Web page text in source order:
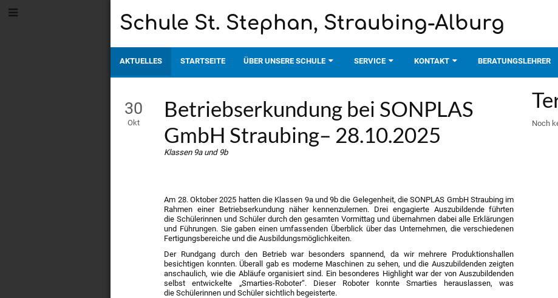
Schule St. Stephan, Straubing-Alburg
AKTUELLES STARTSEITE ÜBER UNSERE SCHULE SERVICE KONTAKT BERATUNGSLEHRER
Aktuelles
Schule
Stephan,
Straubing-
Alburg
30
Okt
Betriebserkundung bei SONPLAS
GmbH Straubing– 28.10.2025
Klassen 9a und 9b
Am 28. Oktober 2025 hatten die Klassen 9a und 9b die Gelegenheit, die SONPLAS GmbH Straubing im
Rahmen einer Betriebserkundung näher kennenzulernen. Drei engagierte Auszubildende führten
die Schülerinnen und Schüler durch den gesamten Vormittag und übernahmen dabei alle Erklärungen
und Führungen. Sie gaben einen umfassenden Überblick über das Unternehmen, die verschiedenen
Fertigungsbereiche und die Ausbildungsmöglichkeiten.
Der Rundgang durch den Betrieb war besonders spannend, da wir mehrere Produktionshallen
besichtigen konnten. Überall gab es moderne Maschinen zu sehen, und die Auszubildenden zeigten
anschaulich, wie die Abläufe organisiert sind. Ein besonderes Highlight war der von Auszubildenden
selbst entwickelte „Smarties-Roboter“. Dieser Roboter konnte Smarties herauslassen, was
die Schülerinnen und Schüler sichtlich begeisterte.
Noch